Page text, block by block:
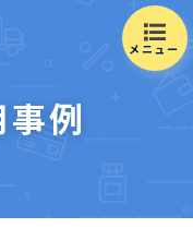
メニュー
例